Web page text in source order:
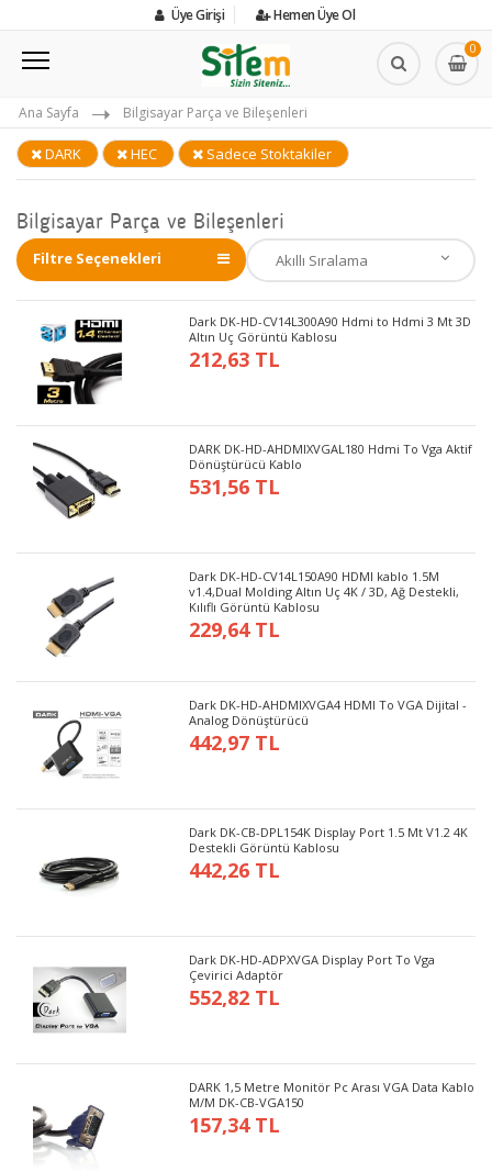
Üye Girişi Hemen Üye Ol
0
Ana Sayfa Bilgisayar Parça ve Bileşenleri
DARK HEC Sadece Stoktakiler
Bilgisayar Parça ve Bileşenleri
Filtre Seçenekleri
Dark DK-HD-CV14L300A90 Hdmi to Hdmi 3 Mt 3D
Altın Uç Görüntü Kablosu
212,63 TL
DARK DK-HD-AHDMIXVGAL180 Hdmi To Vga Aktif
Dönüştürücü Kablo
531,56 TL
Dark DK-HD-CV14L150A90 HDMI kablo 1.5M
v1.4,Dual Molding Altın Uç 4K / 3D, Ağ Destekli,
Kılıflı Görüntü Kablosu
229,64 TL
Dark DK-HD-AHDMIXVGA4 HDMI To VGA Dijital -
Analog Dönüştürücü
442,97 TL
Dark DK-CB-DPL154K Display Port 1.5 Mt V1.2 4K
Destekli Görüntü Kablosu
442,26 TL
Dark DK-HD-ADPXVGA Display Port To Vga
Çevirici Adaptör
552,82 TL
DARK 1,5 Metre Monitör Pc Arası VGA Data Kablo
M/M DK-CB-VGA150
157,34 TL